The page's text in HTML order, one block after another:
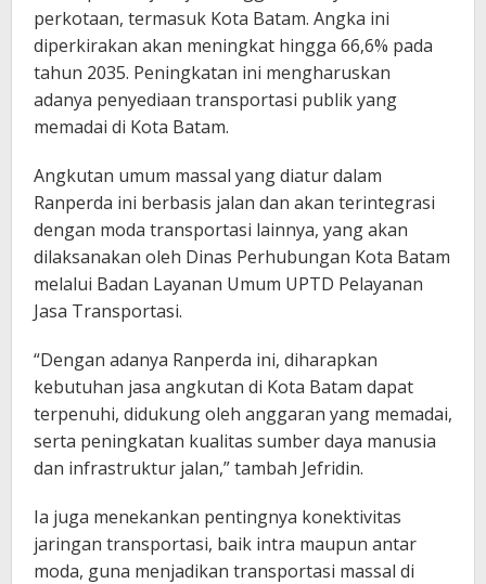
perkotaan, termasuk Kota Batam. Angka ini
diperkirakan akan meningkat hingga 66,6% pada
tahun 2035. Peningkatan ini mengharuskan
adanya penyediaan transportasi publik yang
memadai di Kota Batam.
Angkutan umum massal yang diatur dalam
Ranperda ini berbasis jalan dan akan terintegrasi
dengan moda transportasi lainnya, yang akan
dilaksanakan oleh Dinas Perhubungan Kota Batam
melalui Badan Layanan Umum UPTD Pelayanan
Jasa Transportasi.
“Dengan adanya Ranperda ini, diharapkan
kebutuhan jasa angkutan di Kota Batam dapat
terpenuhi, didukung oleh anggaran yang memadai,
serta peningkatan kualitas sumber daya manusia
dan infrastruktur jalan,” tambah Jefridin.
Ia juga menekankan pentingnya konektivitas
jaringan transportasi, baik intra maupun antar
moda, guna menjadikan transportasi massal di